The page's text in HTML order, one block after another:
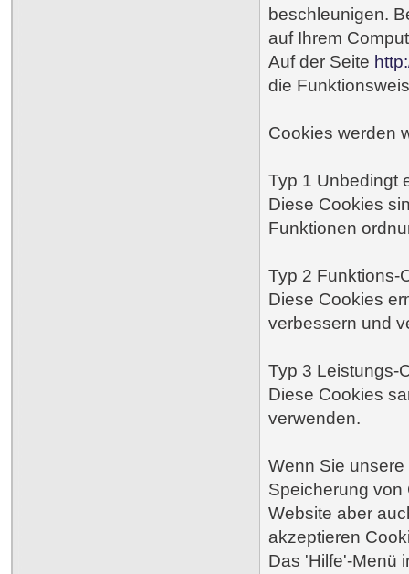
beschleunigen.
auf Ihrem
Auf der Seite
die
Cookies werden
Typ 1 Unbedingt
Diese Cookies
Funktionen
Typ 2 Funktions-
Diese Cookies
verbessern und
Typ 3 Leistungs-
Diese Cookies
verwenden.
Wenn Sie
Speicherung von
Website aber
akzeptieren
Das 'Hilfe'-Menü